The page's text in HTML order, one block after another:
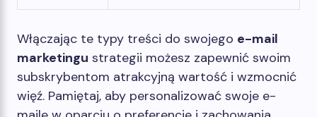
Włączając te typy treści do swojego e-mail
marketingu strategii możesz zapewnić swoim
subskrybentom atrakcyjną wartość i wzmocnić
więź. Pamiętaj, aby personalizować swoje e-